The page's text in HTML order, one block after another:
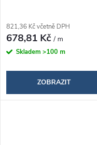
821,36 Kč včetně DPH
678,81 Kč/ m
Skladem >100 m
ZOBRAZIT